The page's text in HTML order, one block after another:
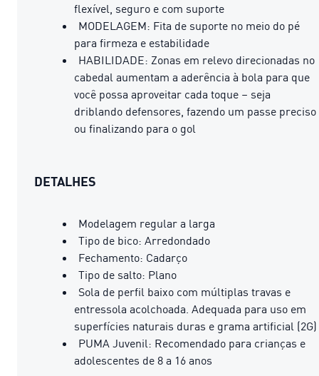
flexível, seguro e com suporte
MODELAGEM: Fita de suporte no meio do pé
para firmeza e estabilidade
HABILIDADE: Zonas em relevo direcionadas no
cabedal aumentam a aderência à bola para que
você possa aproveitar cada toque – seja
driblando defensores, fazendo um passe preciso
ou finalizando para o gol
DETALHES
Modelagem regular a larga
Tipo de bico: Arredondado
Fechamento: Cadarço
Tipo de salto: Plano
Sola de perfil baixo com múltiplas travas e
entressola acolchoada. Adequada para uso em
superfícies naturais duras e grama artificial (2G)
PUMA Juvenil: Recomendado para crianças e
adolescentes de 8 a 16 anos